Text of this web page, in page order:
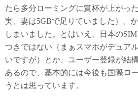
たら多分ローミングに賞杯が上がっ
実、妻は5GBで足りていました）、
しまいました。とはいえ、日本の
つきではない（まぁスマホがデュア
いですが）とか、ユーザー登録が結
あるので、基本的には今後も国際ロ
うとは思っています。